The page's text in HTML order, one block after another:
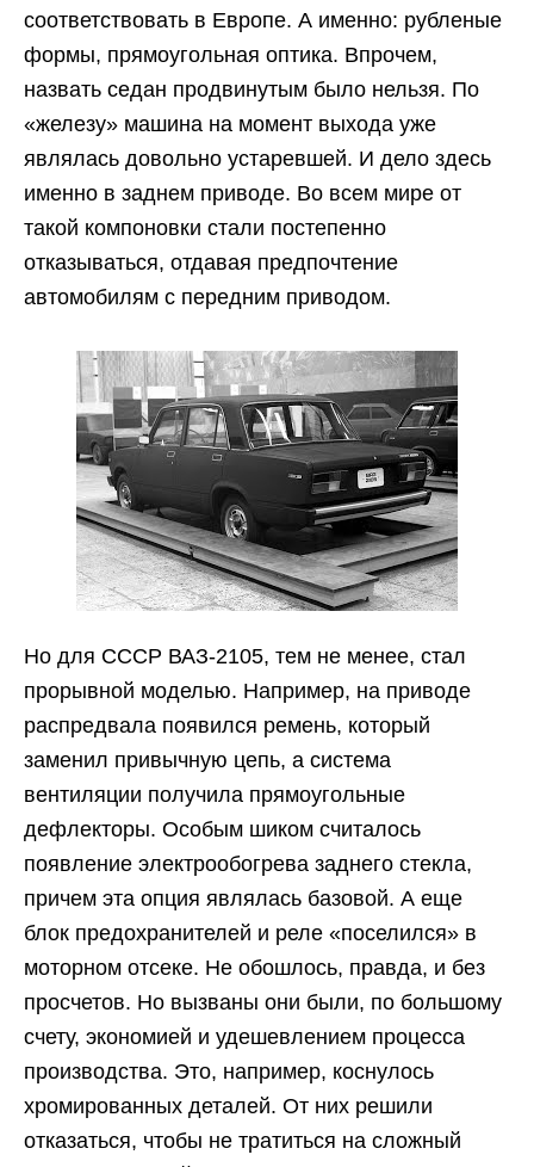
соответствовать в Европе. А именно: рубленые
формы, прямоугольная оптика. Впрочем,
назвать седан продвинутым было нельзя. По
«железу» машина на момент выхода уже
являлась довольно устаревшей. И дело здесь
именно в заднем приводе. Во всем мире от
такой компоновки стали постепенно
отказываться, отдавая предпочтение
автомобилям с передним приводом.
Но для СССР ВАЗ-2105, тем не менее, стал
прорывной моделью. Например, на приводе
распредвала появился ремень, который
заменил привычную цепь, а система
вентиляции получила прямоугольные
дефлекторы. Особым шиком считалось
появление электрообогрева заднего стекла,
причем эта опция являлась базовой. А еще
блок предохранителей и реле «поселился» в
моторном отсеке. Не обошлось, правда, и без
просчетов. Но вызваны они были, по большому
счету, экономией и удешевлением процесса
производства. Это, например, коснулось
хромированных деталей. От них решили
отказаться, чтобы не тратиться на сложный